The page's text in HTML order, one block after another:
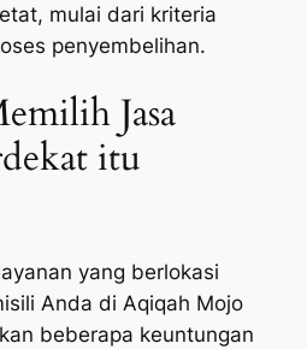
mulai dari kriteria
penyembelihan.
Jasa
itu
yang berlokasi
Anda di Aqiqah Mojo
beberapa keuntungan